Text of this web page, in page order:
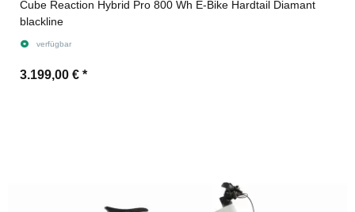
Cube Reaction Hybrid Pro 800 Wh E-Bike Hardtail Diamant
blackline
verfügbar
3.199,00 € *